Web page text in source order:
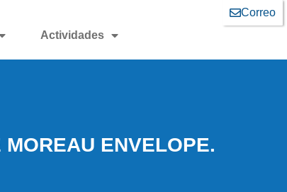
Correo
Actividades
ENVELOPE.